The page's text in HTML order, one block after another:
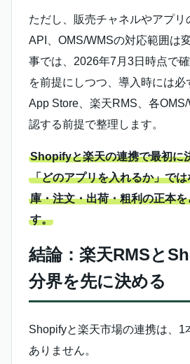
ただし、販売チャネルやアプリ
API、OMS/WMSの対応範囲は
事では、2026年7月3日時点で
を前提にしつつ、導入時には
App Store、楽天RMS、各
認する前提で整理します。
Shopifyと楽天の連携で最初に
「どのアプリを入れるか」で
庫・注文・出荷・粗利の正本
す。
結論：楽天RMSと
分界を先に決める
Shopifyと楽天市場の連携は、1
ありません。